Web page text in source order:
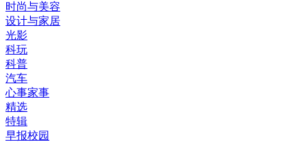
时尚与美容
设计与家居
光影
科玩
科普
汽车
心事家事
精选
特辑
早报校园